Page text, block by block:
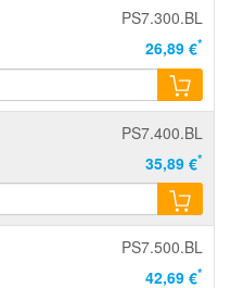
PS7.300.BL
26,89 €*
PS7.400.BL
35,89 €*
PS7.500.BL
42,69 €*